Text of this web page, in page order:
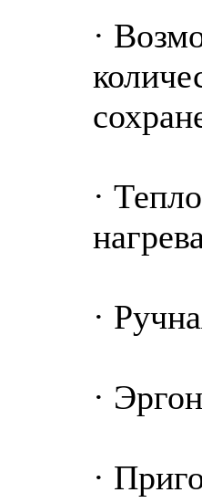
·
·
·
·
·